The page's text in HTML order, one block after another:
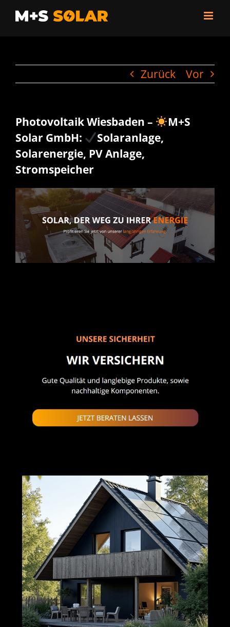
Zum
Inhalt
Zurück Vor
Photovoltaik Wiesbaden –
M+S
Solar GmbH:
Solaranlage,
Solarenergie, PV Anlage,
Stromspeicher